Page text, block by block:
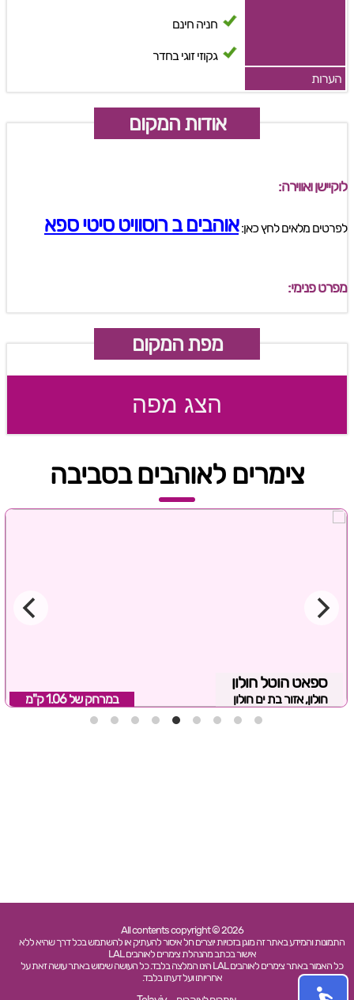
חניה חינם
גקוזי זוגי בחדר
הערות
אודות המקום
לוקיישן ואווירה:
לפרטים מלאים לחץ כאן:אוהבים ב רוסוויט סיטי ספא
מפרט פנימי:
מפת המקום
הצג מפה
צימרים לאוהבים בסביבה
ספאט הוטל חולון
חולון, אזור בת ים חולון במרחק של 1.06 ק"מ
All contents copyright © 2026
התמונות והמידע באתר זה מוגן בזכויות יוצרים חל איסור להעתיק או להשתמש בכל דרך שהיא ללא
אישור בכתב מהנהלת צימרים לאוהבים LAL
כל האמור באתר צימרים לאוהבים LAL הינו המלצה בלבד. כל העושה שימוש באתר עושה זאת על
אחריותו ועל דעתו בלבד.